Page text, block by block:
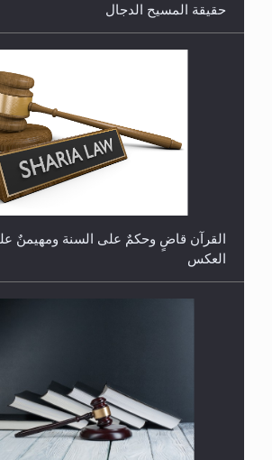
هل تعتبر الأشفار الاصطناعية (الرموش
والأظافر البلاستيكية وطلاء الأظافر
يُسمح الصلاة بها؟
حقيقة المسيح الدجال
القرآن قاضٍ وحكمٌ على السنة ومهيمنٌ
العكس